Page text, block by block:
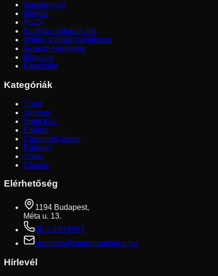
Gumikereső
Márkák
ÁSZF
Szállítási Információk
Online elállási nyilatkozat
Gyakori Kérdések
Magazin
Kapcsolat
Kategóriák
Sport
Verseny
Sport túra
Enduro
Chopper/Cruiser
Robogó
Cross
Classic
Elérhetőség
1194 Budapest,
Méta u. 13.
06 1 280 6567
rendeles@motorgumishop.hu
Hírlevél